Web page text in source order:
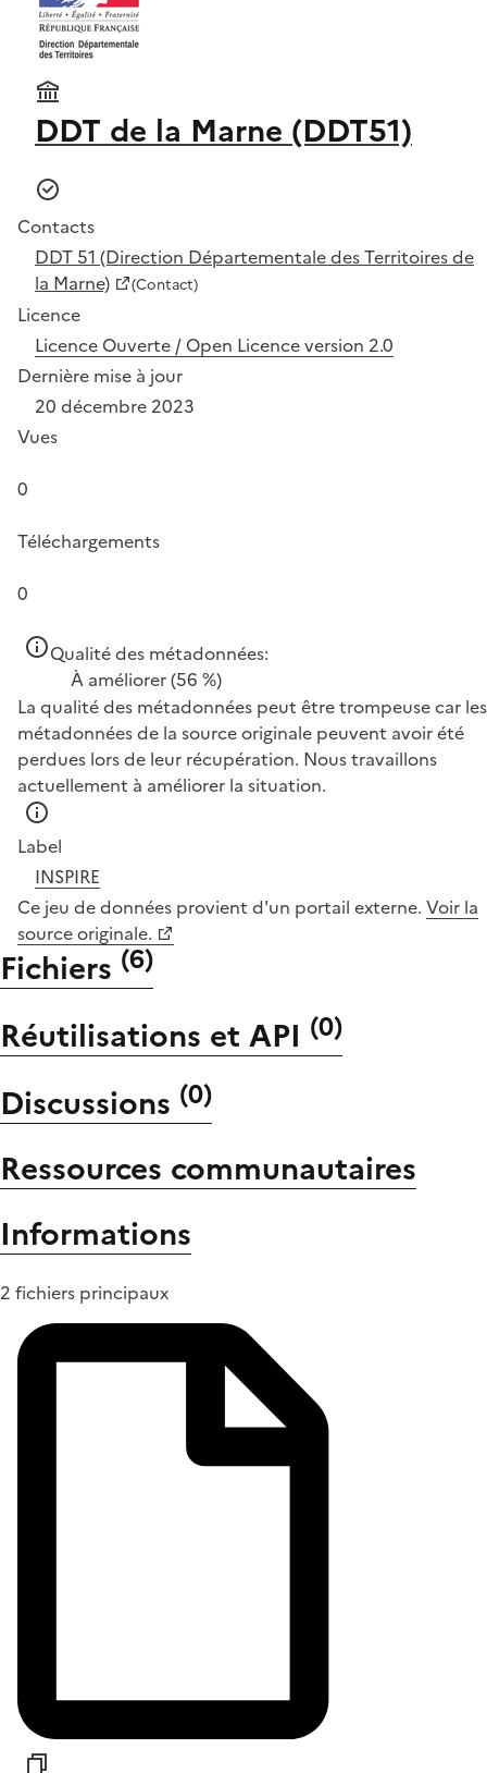
DDT de la Marne (DDT51)
Contacts
DDT 51 (Direction Départementale des Territoires de
la Marne)
(Contact)
Licence
Licence Ouverte / Open Licence version 2.0
Dernière mise à jour
20 décembre 2023
Vues
0
Téléchargements
0
Qualité des métadonnées:
À améliorer(56 %)
La qualité des métadonnées peut être trompeuse car les
métadonnées de la source originale peuvent avoir été
perdues lors de leur récupération. Nous travaillons
actuellement à améliorer la situation.
Label
INSPIRE
Ce jeu de données provient d'un portail externe. Voir la
source originale.
Fichiers (6)
Réutilisations et API (0)
Discussions (0)
Ressources communautaires
Informations
2 fichiers principaux